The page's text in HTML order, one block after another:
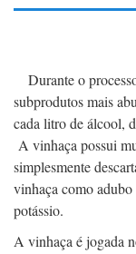
Durante o
subprodutos mais
cada litro de álcool,
A vinhaça possui
simplesmente
vinhaça como
potássio.
A vinhaça é jogada